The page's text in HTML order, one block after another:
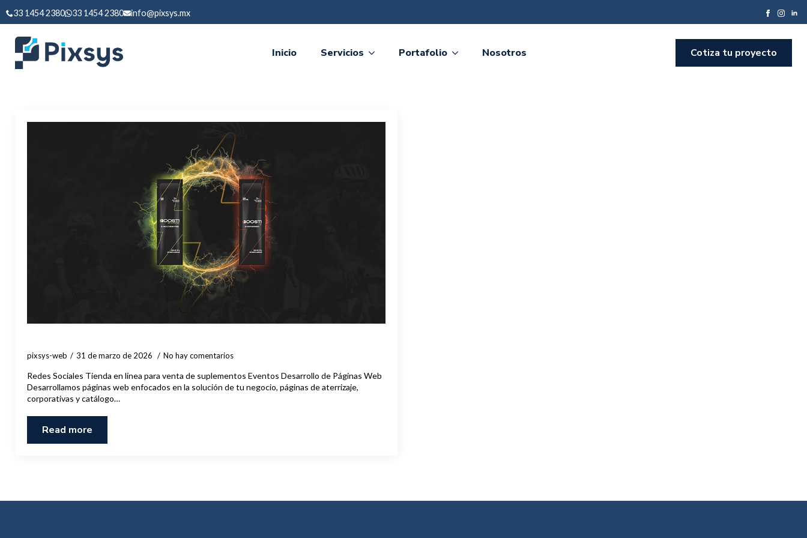
33 1454 2380 33 1454 2380 info@pixsys.mx
Inicio Servicios Portafolio Nosotros Cotiza tu proyecto
Categoría: Redes Sociales
pixsys-web 31 de marzo de 2026 No hay comentarios
Redes Sociales Tienda en línea para venta de suplementos Eventos Desarrollo de Páginas Web
Desarrollamos páginas web enfocados en la solución de tu negocio, páginas de aterrizaje,
corporativas y catálogo…
Read more